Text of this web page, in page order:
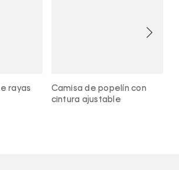
rayas
Camisa de popelín con
cintura ajustable